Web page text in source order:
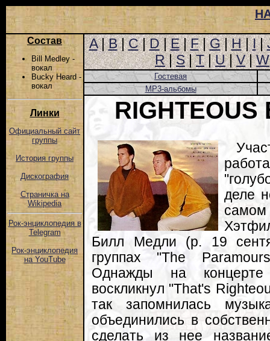
Состав
Bill Medley -
вокал
Bucky Heard -
вокал
Линки
Официальный сайт
группы
История группы
Дискография
Страничка на
Wikipedia
Рок-энциклопедия в
Telegram
Рок-энциклопедия
на YouTube
A|B|C|D|E|F|G|H|I|
R|S|T|U|V|W
Гостевая
MP3-альбомы
RIGHTEOUS
деле
Билл Медли (р. 19
группах "The
Однажды на
воскликнул "That's
так запомнилась
объединились в
сделать из нее